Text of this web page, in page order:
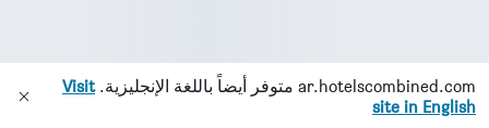
ar.hotelscombined.com متوفر أيضاً باللغة الإنجليزية.Visit
site in English